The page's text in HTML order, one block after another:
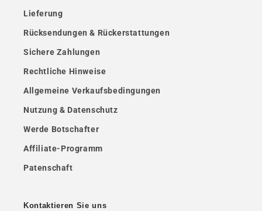
Lieferung
Rücksendungen & Rückerstattungen
Sichere Zahlungen
Rechtliche Hinweise
Allgemeine Verkaufsbedingungen
Nutzung & Datenschutz
Werde Botschafter
Affiliate-Programm
Patenschaft
Kontaktieren Sie uns